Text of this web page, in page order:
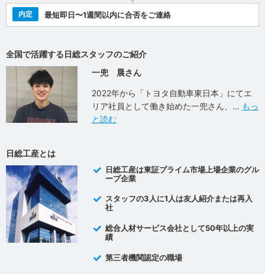
内定 最短即日〜1週間以内に合否をご連絡
全国で活躍する日総スタッフのご紹介
一兜 晨さん
2022年から「トヨタ自動車東日本」にてエ
リア社員として働き始めた一兜さん、
もっ
と読む
日総工産とは
日総工産は東証プライム市場上場企業のグル
ープ企業
スタッフの3人に1人は友人紹介または再入
社
総合人材サービス会社として50年以上の実
績
第三者機関認定の職場